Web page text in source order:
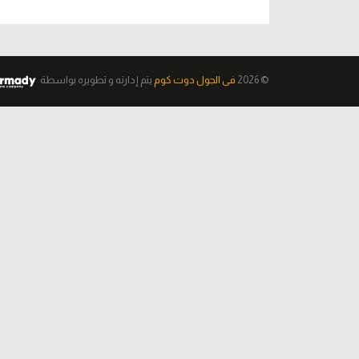
© 2026 فى الجول دوت كوم يتم إدارته و تطويره بواسطة